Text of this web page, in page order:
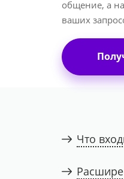
общение, а
ваших
Что